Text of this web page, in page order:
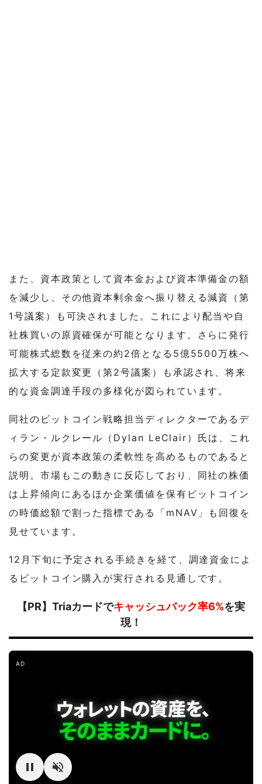
また、資本政策として資本金および資本準備金の額
を減少し、その他資本剰余金へ振り替える減資（第
1号議案）も可決されました。これにより配当や自
社株買いの原資確保が可能となります。さらに発行
可能株式総数を従来の約2倍となる5億5500万株へ
拡大する定款変更（第2号議案）も承認され、将来
的な資金調達手段の多様化が図られています。
同社のビットコイン戦略担当ディレクターであるデ
ィラン・ルクレール（Dylan LeClair）氏は、これ
らの変更が資本政策の柔軟性を高めるものであると
説明。市場もこの動きに反応しており、同社の株価
は上昇傾向にあるほか企業価値を保有ビットコイン
の時価総額で割った指標である「mNAV」も回復を
見せています。
12月下旬に予定される手続きを経て、調達資金によ
るビットコイン購入が実行される見通しです。
【PR】Triaカードでキャッシュバック率6%を実
現！
AD